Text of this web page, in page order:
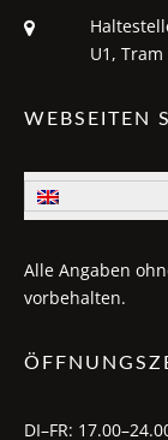
U1, Tram
WEBSEITEN
Alle Angaben
vorbehalten.
DI–FR: